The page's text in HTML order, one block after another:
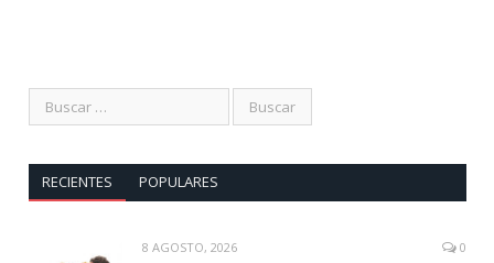
RECIENTES POPULARES
8 AGOSTO, 2026 0